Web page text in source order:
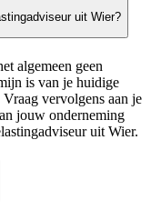
uit Wier?
algemeen geen
is van je huidige
vervolgens aan je
jouw onderneming
uit Wier.